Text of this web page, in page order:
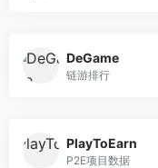
DeGame
链游排行
PlayToEarn
P2E项目数据